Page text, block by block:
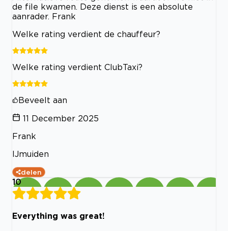
de file kwamen. Deze dienst is een absolute
aanrader. Frank
Welke rating verdient de chauffeur?
Welke rating verdient ClubTaxi?
Beveelt aan
11 December 2025
Frank
IJmuiden
delen
10
Everything was great!